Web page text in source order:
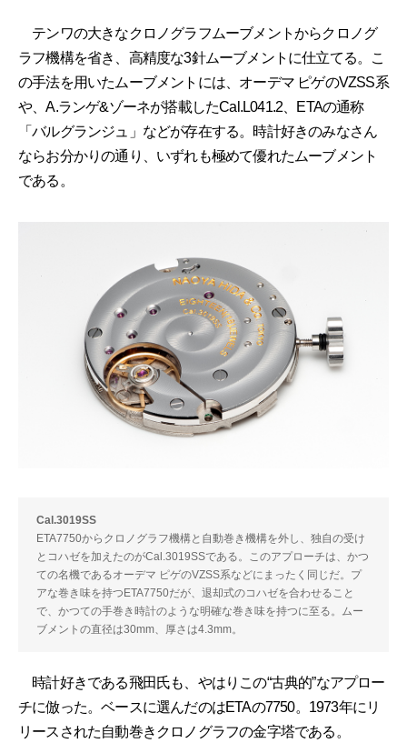
テンワの大きなクロノグラフムーブメントからクロノグ
ラフ機構を省き、高精度な3針ムーブメントに仕立てる。こ
の手法を用いたムーブメントには、オーデマ ピゲのVZSS系
や、A.ランゲ&ゾーネが搭載したCal.L041.2、ETAの通称
「バルグランジュ」などが存在する。時計好きのみなさん
ならお分かりの通り、いずれも極めて優れたムーブメント
である。
Cal.3019SS
ETA7750からクロノグラフ機構と自動巻き機構を外し、独自の受け
とコハゼを加えたのがCal.3019SSである。このアプローチは、かつ
ての名機であるオーデマ ピゲのVZSS系などにまったく同じだ。プ
アな巻き味を持つETA7750だが、退却式のコハゼを合わせること
で、かつての手巻き時計のような明確な巻き味を持つに至る。ムー
ブメントの直径は30mm、厚さは4.3mm。
時計好きである飛田氏も、やはりこの“古典的”なアプロー
チに倣った。ベースに選んだのはETAの7750。1973年にリ
リースされた自動巻きクロノグラフの金字塔である。